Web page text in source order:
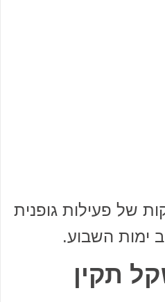
ללפחות 30 דקות של פעילות גופנית
ימות השבוע.
תקין